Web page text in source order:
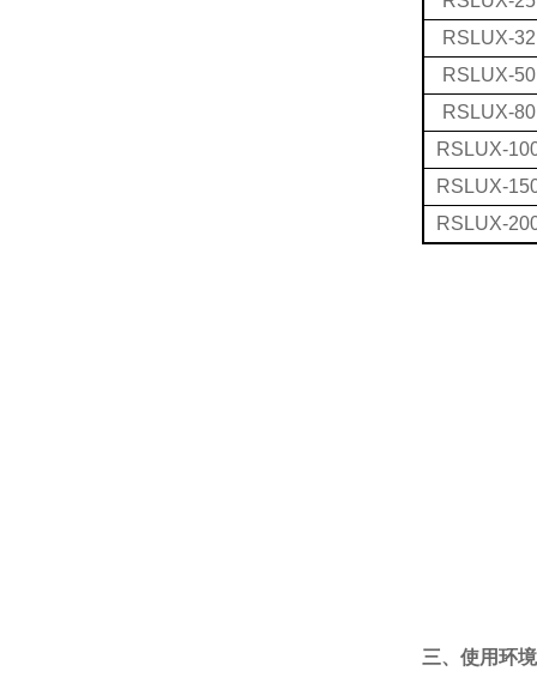
RSLUX-32
RSLUX-50
RSLUX-80
RSLUX-
RSLUX-
RSLUX-
三、 使用环